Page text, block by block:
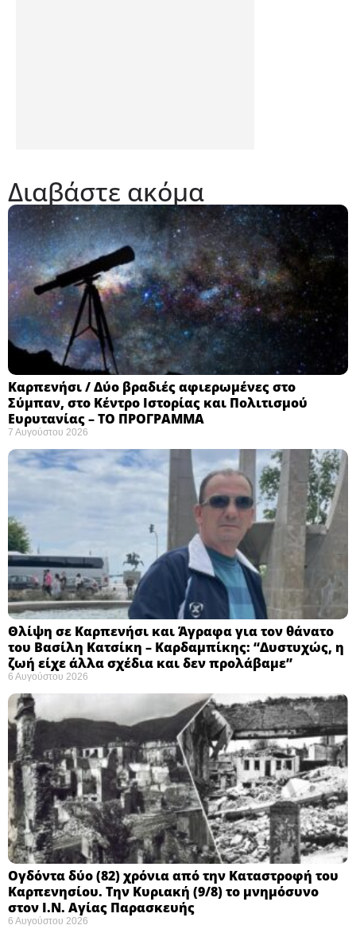
Διαβάστε ακόμα
Καρπενήσι / Δύο βραδιές αφιερωμένες στο
Σύμπαν, στο Κέντρο Ιστορίας και Πολιτισμού
Ευρυτανίας – ΤΟ ΠΡΟΓΡΑΜΜΑ
7 Αυγούστου 2026
Θλίψη σε Καρπενήσι και Άγραφα για τον θάνατο
του Βασίλη Κατσίκη – Καρδαμπίκης: “Δυστυχώς, η
ζωή είχε άλλα σχέδια και δεν προλάβαμε”
6 Αυγούστου 2026
Ογδόντα δύο (82) χρόνια από την Καταστροφή του
Καρπενησίου. Την Κυριακή (9/8) το μνημόσυνο
στον Ι.Ν. Αγίας Παρασκευής
6 Αυγούστου 2026